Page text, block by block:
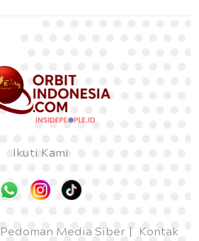
Ikuti Kami
Pedoman Media Siber Kontak